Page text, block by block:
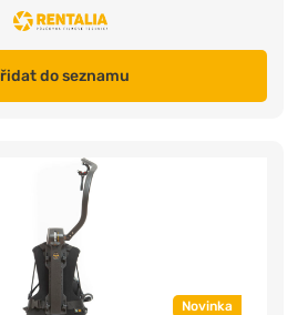
do seznamu
Novinka